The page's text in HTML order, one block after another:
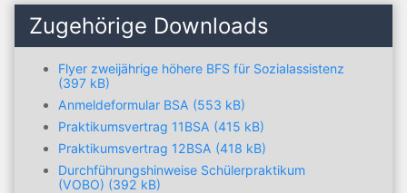
Zugehörige Downloads
Flyer zweijährige höhere BFS für Sozialassistenz
(397 kB)
Anmeldeformular BSA (553 kB)
Praktikumsvertrag 11BSA (415 kB)
Praktikumsvertrag 12BSA (418 kB)
Durchführungshinweise Schülerpraktikum
(VOBO) (392 kB)